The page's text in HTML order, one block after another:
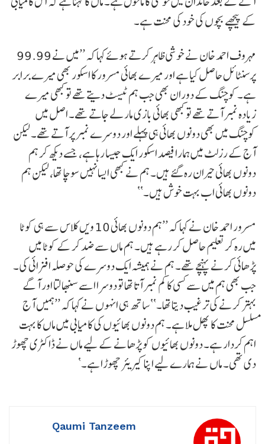
کے پیچھے بچوں کی خود کی محنت ہے۔
مہروف احمد خان نے خوشی ظاہر کرتے ہوئے کہا کہ ’’میں نے 99.99
پرسنٹائل حاصل کیا ہے اور میرے بھائی مسرور کا اسکور بھی میرے برابر
ہے۔ کوچنگ کے دوران بھی جب ہم ٹیسٹ دیتے تھے تو کبھی میرے
زیادہ نمبر آتے تھے تو کبھی بھائی بازی مار لے جاتے تھے۔ اصل میں
کوچنگ میں بھی دونوں بھائی ہی پہلے اور دوسرے نمبر پر آتے تھے۔ لیکن
آج کے رزلٹ میں ہمارا فیصد اسکور ایک جیسا رہا ہے، جسے دیکھ کر ہم
دونوں بھائی حیران رہ گئے ہیں۔ ہم نے کبھی ایسا نہیں سوچا تھا، لیکن ہم
دونوں بھائی اب بہت خوش ہیں۔‘‘
مسرور احمد خان نے کہا کہ ’’ہم دونوں بھائی 10 ویں کلاس سے ہی کوٹا
میں رہ کر تعلیم حاصل کر رہے ہیں۔ ہم ماں سے ضد کر کے کوٹا میں
پڑھائی کرنے پہنچے تھے۔ ہم نے ہمیشہ ایک دوسرے کی حوصلہ افزائی کی۔
جب بھی ہم میں سے کسی کا کم نمبر آتا تھا تو دوسرا اسے سنبھالتا اور آگے
بہتر کرنے کی ترغیب دیتا تھا۔‘‘ ساتھ ہی انہوں نے کہا کہ ’’ہمیں آج
مسلسل محنت کا پھل ملا ہے۔ ہم دونوں بھائیوں کی کامیابی میں ماں کا بہت
اہم کردار ہے۔ دونوں بھائیوں کو پڑھانے کے لیے ماں نے ڈاکٹری چھوڑ
دی تھی۔ ماں نے ہمارے لیے اپنا کیریئر چھوڑا ہے۔‘
Qaumi Tanzeem